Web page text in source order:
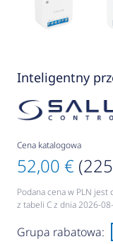
Inteligentny
Cena katalogowa
52,00 €
Podana cena w PLN
z tabeli C z dnia 2026-
Grupa rabatowa: